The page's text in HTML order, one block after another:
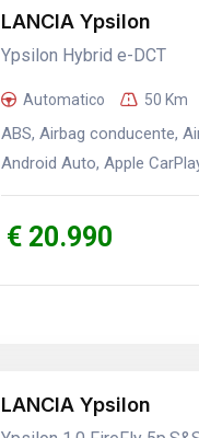
LANCIA Ypsilon
Ypsilon Hybrid e-DCT
Automatico 50 Km
ABS, Airbag conducente,
Android Auto, Apple
€ 20.990
LANCIA Ypsilon